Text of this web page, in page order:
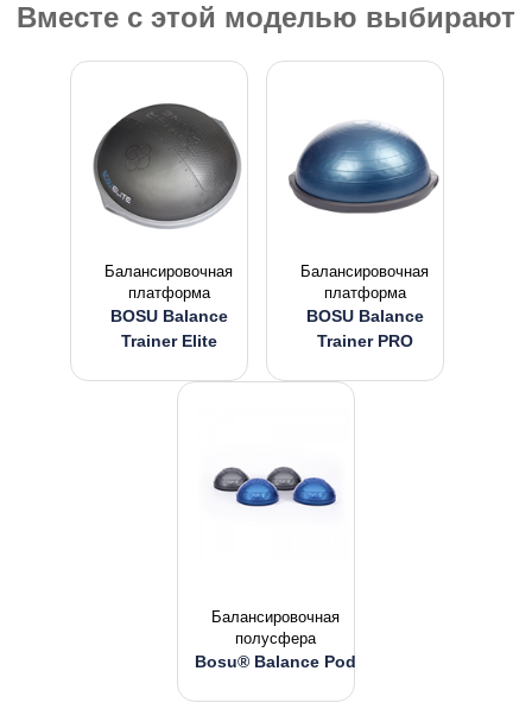
Вместе с этой моделью выбирают
Балансировочная
платформа
BOSU Balance
Trainer Elite
Балансировочная
платформа
BOSU Balance
Trainer PRO
Балансировочная
полусфера
Bosu® Balance Pod